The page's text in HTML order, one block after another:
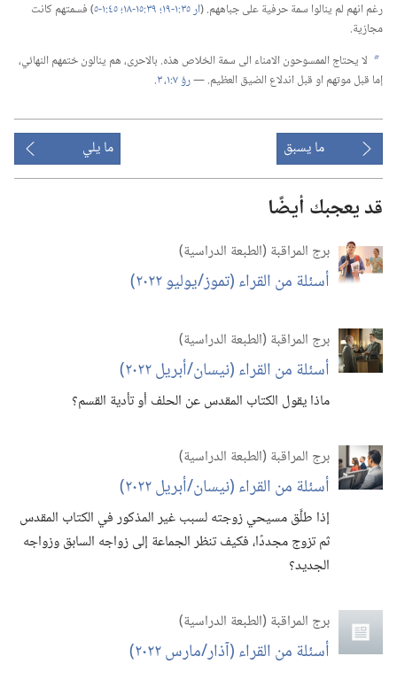
رغم انهم لم ينالوا سمة حرفية على جباههم.‏ (‏ار ٣٥:‏١-‏١٩؛‏
‏)‏ فسمتهم كانت
مجازية.‏
b لا يحتاج الممسوحون الامناء الى سمة الخلاص هذه.‏ بالاحرى،‏ هم ينالون ختمهم النهائي،‏
إما قبل موتهم او قبل اندلاع الضيق العظيم.‏ —‏رؤ ٧:‏١،‏ ‏.‏
ما يسبق ما يلي
قد يعجبك أيضًا
برج المراقبة (‏الطبعة الدراسية)‏
أسئلة من القراء (‏تموز/‏يوليو ٢٠٢٢)‏
برج المراقبة (‏الطبعة الدراسية)‏
أسئلة من القراء (‏نيسان/‏أبريل ٢٠٢٢)‏
ماذا يقول الكتاب المقدس عن الحلف أو تأدية القسم؟‏
برج المراقبة (‏الطبعة الدراسية)‏
أسئلة من القراء (‏نيسان/‏أبريل ٢٠٢٢)‏
إذا طلَّق مسيحي زوجته لسبب غير المذكور في الكتاب المقدس
ثم تزوج مجددًا،‏ فكيف تنظر الجماعة إلى زواجه السابق وزواجه
الجديد؟‏
برج المراقبة (‏الطبعة الدراسية)‏
أسئلة من القراء (‏آذار/‏مارس ٢٠٢٢)‏